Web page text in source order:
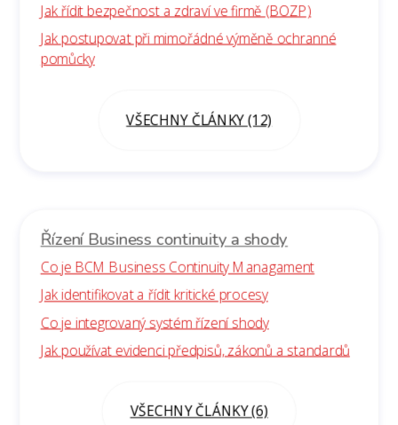
Jak řídit bezpečnost a zdraví ve firmě (BOZP)
Jak postupovat při mimořádné výměně ochranné
pomůcky
VŠECHNY ČLÁNKY (12)
Řízení Business continuity a shody
Co je BCM Business Continuity Managament
Jak identifikovat a řídit kritické procesy
Co je integrovaný systém řízení shody
Jak používat evidenci předpisů, zákonů a standardů
VŠECHNY ČLÁNKY (6)